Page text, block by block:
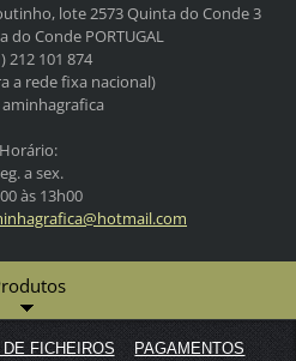
lote 2573Quinta do Conde 3
do CondePORTUGAL
212 101 874
a rede fixa nacional)
aminhagrafica
Horário:
a sex.
às 13h00
afica@hotmail.com
DE FICHEIROS PAGAMENTOS